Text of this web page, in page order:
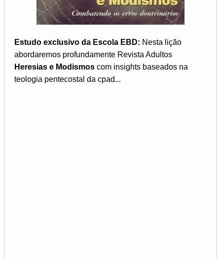
Estudo exclusivo da Escola EBD: Nesta lição
abordaremos profundamente Revista Adultos
Heresias e Modismos com insights baseados na
teologia pentecostal da cpad...